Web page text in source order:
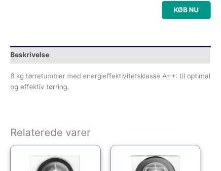
KØB NU
Beskrivelse
8 kg tørretumbler med energieffektivitetsklasse A++: til optimal
og effektiv tørring.
Relaterede varer